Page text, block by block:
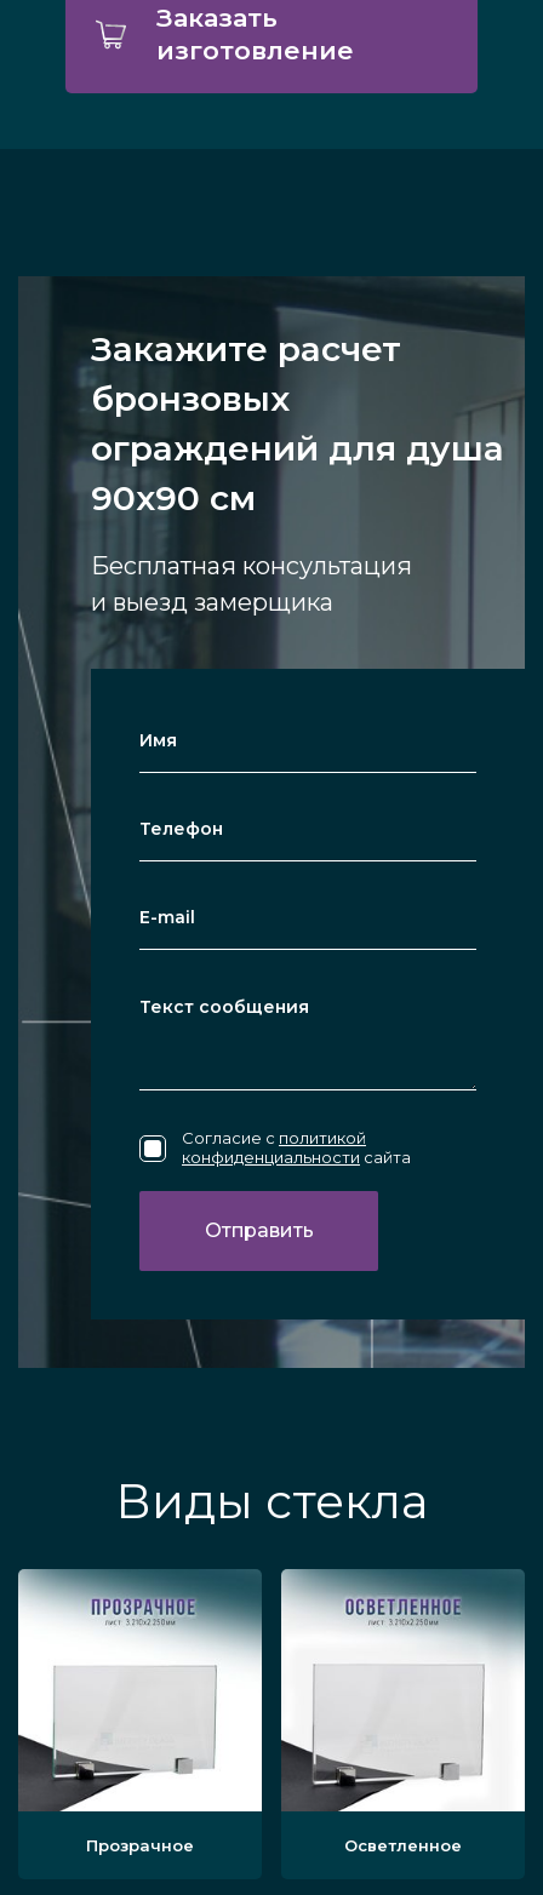
Заказать
изготовление
Закажите расчет
бронзовых
ограждений для душа
90х90 см
Бесплатная консультация
и выезд замерщика
Согласие с политикой
конфиденциальности сайта
Виды стекла
Прозрачное Осветленное